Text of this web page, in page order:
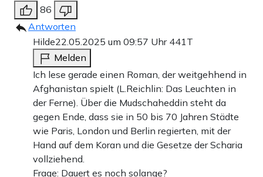
86
Antworten
Hilde22.05.2025 um 09:57 Uhr 441T
Melden
Ich lese gerade einen Roman, der weitgehhend in
Afghanistan spielt (L.Reichlin: Das Leuchten in
der Ferne). Über die Mudschaheddin steht da
gegen Ende, dass sie in 50 bis 70 Jahren Städte
wie Paris, London und Berlin regierten, mit der
Hand auf dem Koran und die Gesetze der Scharia
vollziehend.
Frage: Dauert es noch solange?